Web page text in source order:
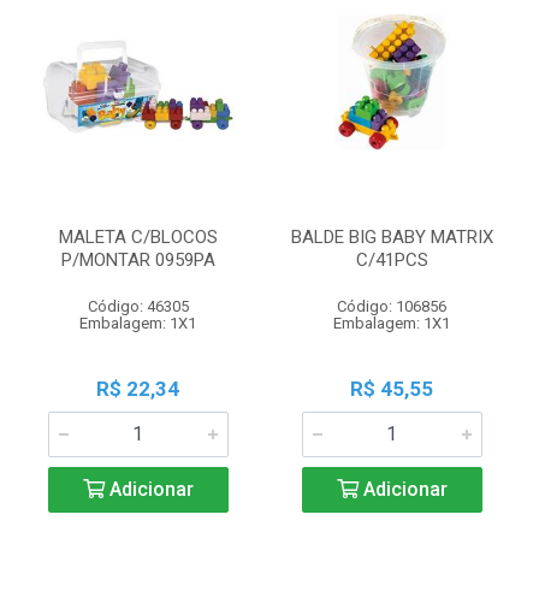
MALETA C/BLOCOS
P/MONTAR 0959PA
Código: 46305
Embalagem: 1X1
R$ 22,34
Adicionar
BALDE BIG BABY MATRIX
C/41PCS
Código: 106856
Embalagem: 1X1
R$ 45,55
Adicionar